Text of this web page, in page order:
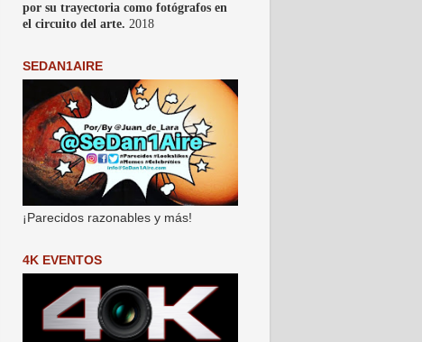
por su trayectoria como fotógrafos en
el circuito del arte. 2018
SEDAN1AIRE
¡Parecidos razonables y más!
4K EVENTOS